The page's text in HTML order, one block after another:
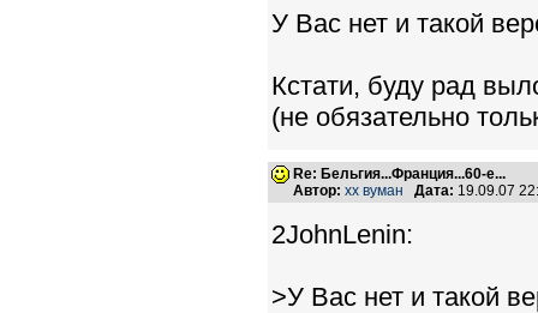
У Вас нет и такой
Кстати, буду рад
(не обязательно
Re: Бельгия...Франция...60-е...
Автор: хх вуман Дата: 19.09.07
2JohnLenin:
>У Вас нет и такой